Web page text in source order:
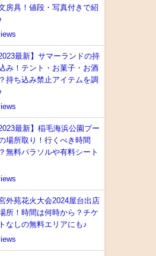
房具！値段・写真付きで紹
2023最新】サマーランドの持
み！テント・お菓子・お酒
持ち込み禁止アイテムを調
2023最新】稲毛海浜公園プー
場所取り！行くべき時間
無料パラソルや有料シート
外苑花火大会2024屋台出店
所！時間は何時から？チケ
なしの無料エリアにも♪